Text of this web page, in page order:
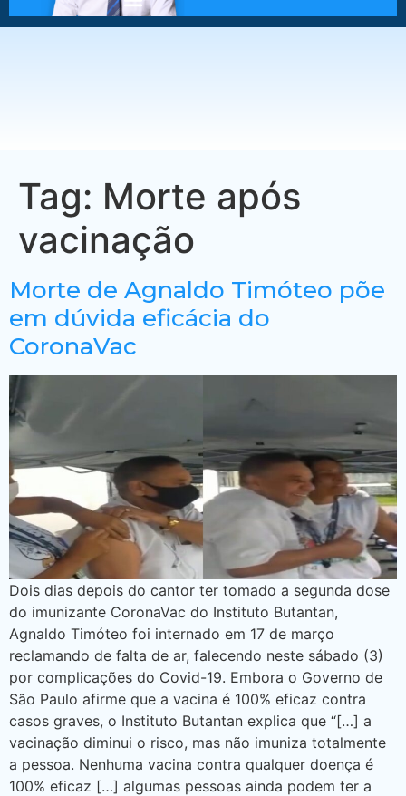
Tag: Morte após
vacinação
Morte de Agnaldo Timóteo põe
em dúvida eficácia do
CoronaVac
Dois dias depois do cantor ter tomado a segunda dose
do imunizante CoronaVac do Instituto Butantan,
Agnaldo Timóteo foi internado em 17 de março
reclamando de falta de ar, falecendo neste sábado (3)
por complicações do Covid-19. Embora o Governo de
São Paulo afirme que a vacina é 100% eficaz contra
casos graves, o Instituto Butantan explica que “[…] a
vacinação diminui o risco, mas não imuniza totalmente
a pessoa. Nenhuma vacina contra qualquer doença é
100% eficaz […] algumas pessoas ainda podem ter a